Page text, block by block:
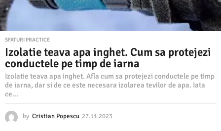
SFATURI PRACTICE
Izolatie teava apa inghet. Cum sa protejezi
conductele pe timp de iarna
Izolatie teava apa inghet. Afla cum sa protejezi conductele pe timp
de iarna, dar si de ce este necesara izolarea tevilor de apa. Iata
ce...
by Cristian Popescu 27.11.2023